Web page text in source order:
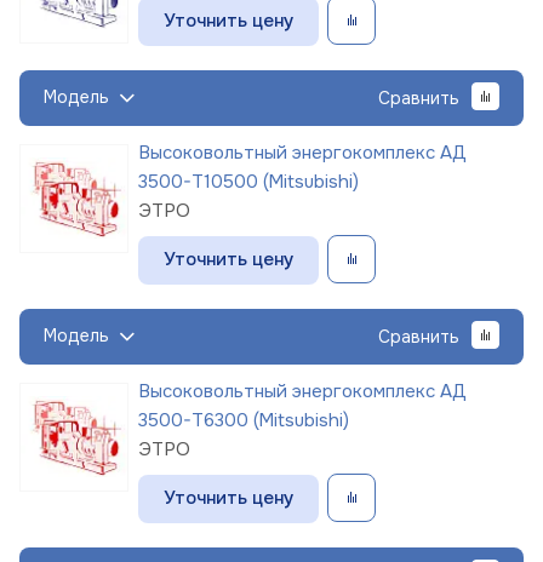
Уточнить цену
Модель Сравнить
Высоковольтный энергокомплекс АД
3500-Т10500 (Mitsubishi)
ЭТРО
Уточнить цену
Модель Сравнить
Высоковольтный энергокомплекс АД
3500-Т6300 (Mitsubishi)
ЭТРО
Уточнить цену